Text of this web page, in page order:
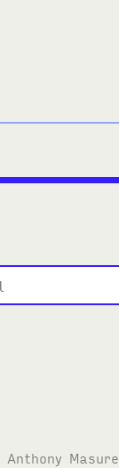
Anthony Masure